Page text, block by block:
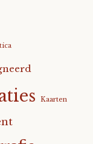
Kaarten